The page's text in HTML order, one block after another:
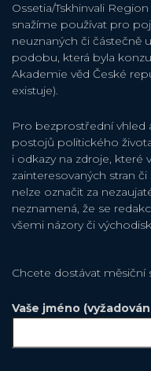
Ossetia/Tskhinvali
snažíme používat pro
neuznaných či částečně
podobu, která byla
Akademie věd České
existuje).
Pro bezprostřední vhled
postojů politického
i odkazy na zdroje, které
zainteresovaných stran
nelze označit za
neznamená, že se
všemi názory či
Chcete dostávat měsiční
Vaše jméno